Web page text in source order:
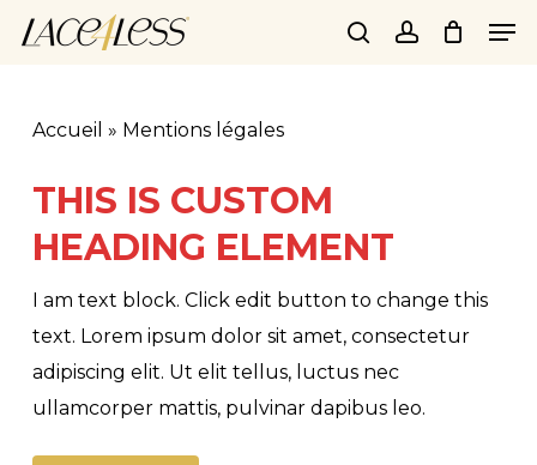
Skip
content
Accueil » Mentions légales
THIS IS CUSTOM
HEADING ELEMENT
I am text block. Click edit button to change this
text. Lorem ipsum dolor sit amet, consectetur
adipiscing elit. Ut elit tellus, luctus nec
ullamcorper mattis, pulvinar dapibus leo.